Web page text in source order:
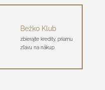
Bežko Klub
zbierajte kredity, priamu
zľavu na nákup